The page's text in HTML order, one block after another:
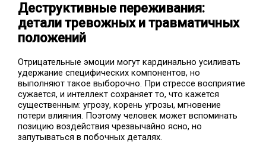
Деструктивные переживания:
детали тревожных и травматичных
положений
Отрицательные эмоции могут кардинально усиливать
удержание специфических компонентов, но
выполняют такое выборочно. При стрессе восприятие
сужается, и интеллект сохраняет то, что кажется
существенным: угрозу, корень угрозы, мгновение
потери влияния. Поэтому человек может вспоминать
позицию воздействия чрезвычайно ясно, но
запутываться в побочных деталях.